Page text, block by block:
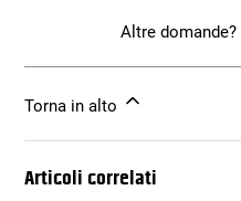
Altre domande?
Torna in alto
Articoli correlati